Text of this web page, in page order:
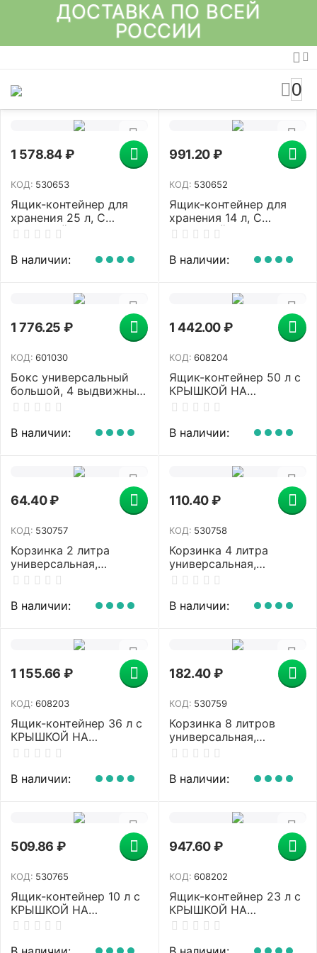
ДОСТАВКА ПО ВСЕЙ
РОССИИ
0
1 578.84₽
КОД: 530653
Ящик-контейнер для
хранения 25 л, С
КРЫШКОЙ НА
см, прозрачный, IDEA,
В наличии:
991.20₽
КОД: 530652
Ящик-контейнер для
хранения 14 л, С
КРЫШКОЙ НА
см, прозрачный, IDEA,
В наличии:
1 776.25 ₽
КОД: 601030
Бокс универсальный
большой, 4 выдвижные
секции, 37,6х25х35,5
В наличии:
1 442.00₽
КОД: 608204
Ящик-контейнер 50 л с
КРЫШКОЙ НА
ЗАЩЕЛКАХ "ПРОФИ",
штабелируемый,
В наличии:
64.40₽
КОД: 530757
Корзинка 2 литра
универсальная,
7,2х25х15 см, для
ассорти, 331,
В наличии:
110.40₽
КОД: 530758
Корзинка 4 литра
универсальная,
9,5х30х19,5 см, для
ассорти, 332,
В наличии:
1 155.66 ₽
КОД: 608203
Ящик-контейнер 36 л с
КРЫШКОЙ НА
ЗАЩЕЛКАХ "ПРОФИ",
штабелируемый,
В наличии:
182.40₽
КОД: 530759
Корзинка 8 литров
универсальная,
12,5х25х36 см, для
ассорти, 333,
В наличии:
509.86 ₽
КОД: 530765
Ящик-контейнер 10 л с
КРЫШКОЙ НА
ЗАЩЕЛКАХ И РУЧКОЙ,
прозрачный, крышка
947.60₽
КОД: 608202
Ящик-контейнер 23 л с
КРЫШКОЙ НА
ЗАЩЕЛКАХ "ПРОФИ",
штабелируемый,